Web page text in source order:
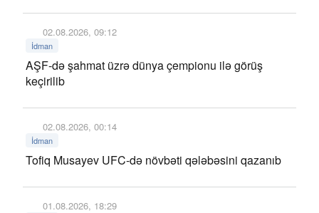
02.08.2026, 09:12
İdman
AŞF-də şahmat üzrə dünya çempionu ilə görüş
keçirilib
02.08.2026, 00:14
İdman
Tofiq Musayev UFC-də növbəti qələbəsini qazanıb
01.08.2026, 18:29